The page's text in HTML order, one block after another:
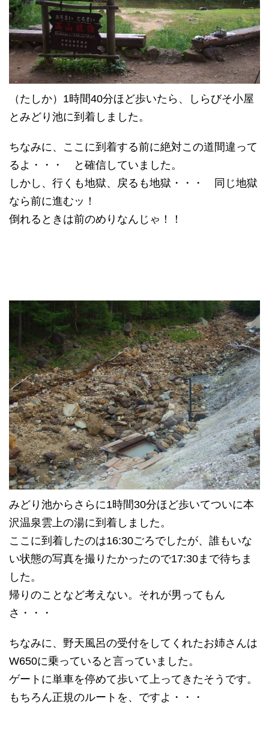
（たしか）1時間40分ほど歩いたら、しらびそ小屋
とみどり池に到着しました。
ちなみに、ここに到着する前に絶対この道間違って
るよ・・・ と確信していました。
しかし、行くも地獄、戻るも地獄・・・ 同じ地獄
なら前に進むッ！
倒れるときは前のめりなんじゃ！！
みどり池からさらに1時間30分ほど歩いてついに本
沢温泉雲上の湯に到着しました。
ここに到着したのは16:30ごろでしたが、誰もいな
い状態の写真を撮りたかったので17:30まで待ちま
した。
帰りのことなど考えない。それが男ってもん
さ・・・
ちなみに、野天風呂の受付をしてくれたお姉さんは
W650に乗っていると言っていました。
ゲートに単車を停めて歩いて上ってきたそうです。
もちろん正規のルートを、ですよ・・・